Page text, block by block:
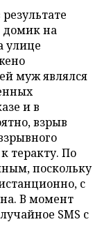
домик на
улице
муж являлся
и в
взрыв
теракту. По
поскольку
с
В момент
SMS с